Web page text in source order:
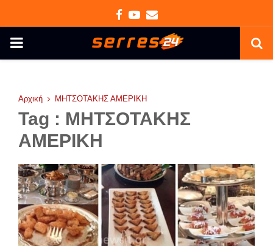
Facebook
Youtube
Email
PRIMARY
Αρχική ΜΗΤΣΟΤΑΚΗΣ ΑΜΕΡΙΚΗ
Tag : ΜΗΤΣΟΤΑΚΗΣ
ΑΜΕΡΙΚΗ